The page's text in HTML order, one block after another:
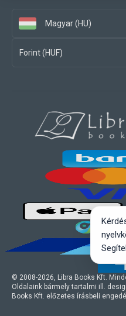
Magyar (HU)
Forint (HUF)
© 2008-2026, Libra Books Kft.
Oldalaink bármely tartalmi ill.
Books Kft. előzetes írásbeli